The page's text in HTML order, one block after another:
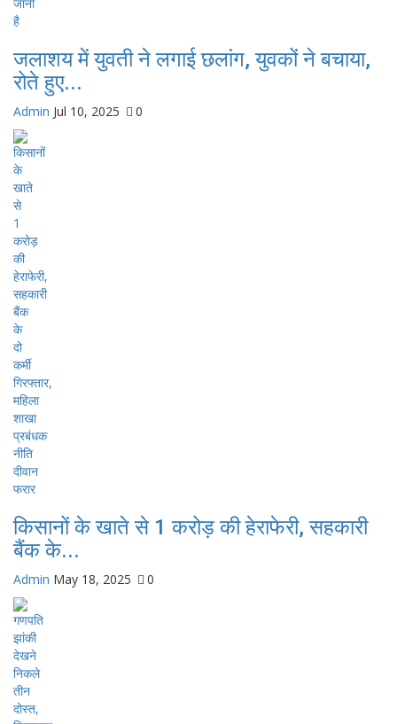
जलाशय में युवती ने लगाई छलांग, युवकों ने बचाया,
रोते हुए...
Admin Jul 10, 2025 0
किसानों के खाते से 1 करोड़ की हेराफेरी, सहकारी
बैंक के...
Admin May 18, 2025 0